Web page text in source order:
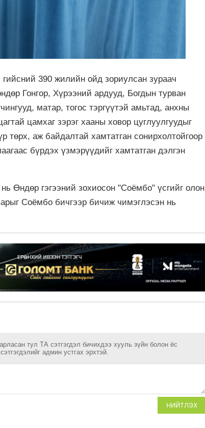
390 жилийн ойд зориулсан зураач
Гонгор, Хүрээний ардууд, Богдын турван
матар, тогос тэргүүтэй амьтад, анхны
цамхаг зэрэг хааны ховор цуглуулгуудыг
төрх, аж байдалтай хамтатган сонирхолтойгоор
бүрдэх үзмэрүүдийг хамтатган дэлгэн
Өндөр гэгээний зохиосон "Соёмбо" үсгийг олон
Соёмбо бичгээр бичиж чимэглэсэн нь
тул ТА сэтгэгдэл бичихдээ хууль зүйн болон ёс
админ устгах эрхтэй.
НИЙТЛЭХ